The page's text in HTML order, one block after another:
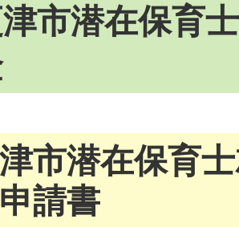
市潜在保育
市潜在保育
請書